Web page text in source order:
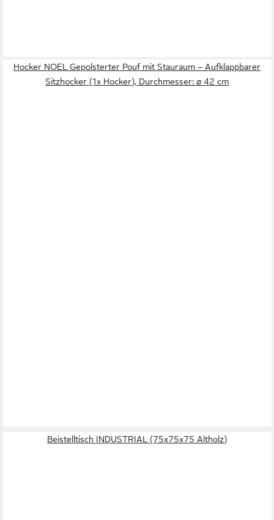
Hocker NOEL Gepolsterter Pouf mit Stauraum – Aufklappbarer
Sitzhocker (1x Hocker), Durchmesser: ⌀ 42 cm
Beistelltisch INDUSTRIAL (75x75x75 Altholz)